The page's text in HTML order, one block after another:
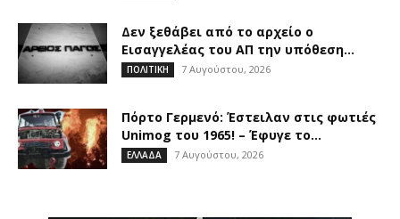
Δεν ξεθάβει από το αρχείο ο
Εισαγγελέας του ΑΠ την υπόθεση...
ΠΟΛΙΤΙΚΗ 7 Αυγούστου, 2026
Πόρτο Γερμενό: Έστειλαν στις φωτιές
Unimog του 1965! – Έφυγε το...
ΕΛΛΑΔΑ 7 Αυγούστου, 2026